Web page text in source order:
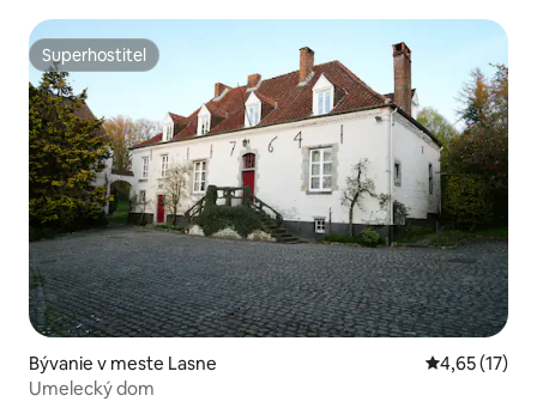
Superhostiteľ
Superhostiteľ
Bývanie v meste Lasne Priemerné
4,65 (17)
Umelecký dom